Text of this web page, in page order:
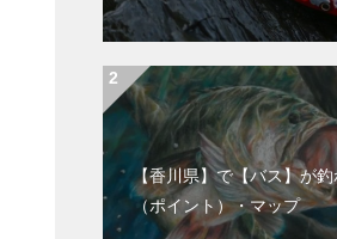
【香川県】で【バス】が
（ポイント）・マップ